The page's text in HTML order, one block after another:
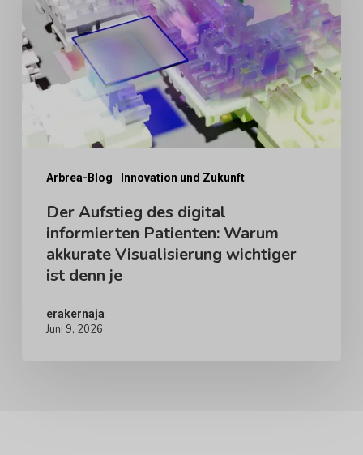
Arbrea-Blog Innovation und Zukunft
digital
informierten
Patienten:
akkurate
Visualisierung
wichtiger
denn
Der Aufstieg des digital
informierten Patienten: Warum
akkurate Visualisierung wichtiger
ist denn je
erakernaja
Juni 9, 2026